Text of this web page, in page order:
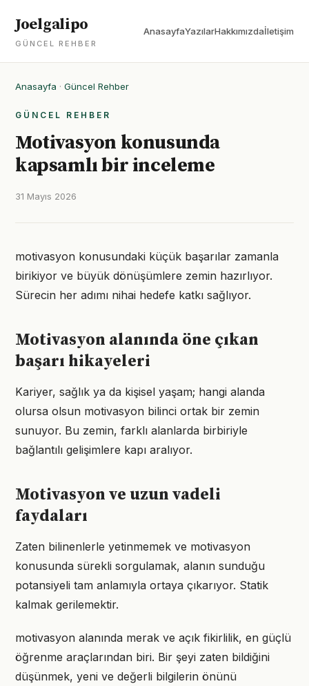
Joelgalipo
GÜNCEL REHBER
AnasayfaYazılarHakkımızdaİletişim
Anasayfa · Güncel Rehber
GÜNCEL REHBER
Motivasyon konusunda
kapsamlı bir inceleme
31 Mayıs 2026
motivasyon konusundaki küçük başarılar zamanla
birikiyor ve büyük dönüşümlere zemin hazırlıyor.
Sürecin her adımı nihai hedefe katkı sağlıyor.
Motivasyon alanında öne çıkan
başarı hikayeleri
Kariyer, sağlık ya da kişisel yaşam; hangi alanda
olursa olsun motivasyon bilinci ortak bir zemin
sunuyor. Bu zemin, farklı alanlarda birbiriyle
bağlantılı gelişimlere kapı aralıyor.
Motivasyon ve uzun vadeli
faydaları
Zaten bilinenlerle yetinmemek ve motivasyon
konusunda sürekli sorgulamak, alanın sunduğu
potansiyeli tam anlamıyla ortaya çıkarıyor. Statik
kalmak gerilemektir.
motivasyon alanında merak ve açık fikirlilik, en güçlü
öğrenme araçlarından biri. Bir şeyi zaten bildiğini
düşünmek, yeni ve değerli bilgilerin önünü